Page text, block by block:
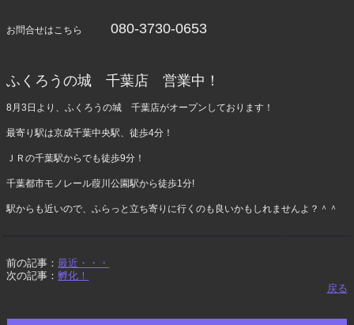
お問合せはこちら080-3730-0653
ふくろうの城 千葉店 営業中！
8月3日より、ふくろうの城 千葉店がオープンしております！
最寄り駅は京成千葉中央駅、徒歩4分！
ＪＲの千葉駅からでも徒歩9分！
千葉都市モノレール葭川公園駅から徒歩1分!
駅からも近いので、ふらっと立ち寄りに行くのも良いかもしれませんよ？＾＾
前の記事：最近・・・
次の記事： 孵化！
戻る